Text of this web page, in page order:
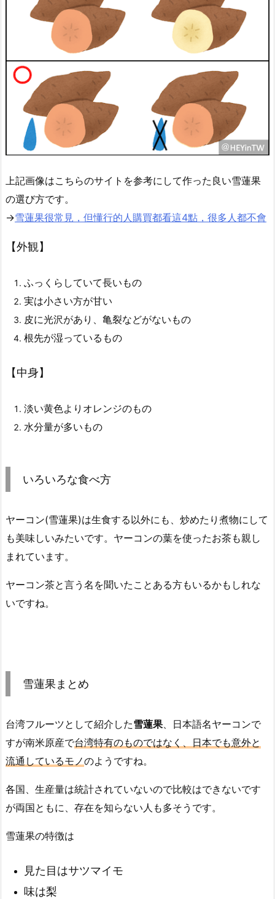
上記画像はこちらのサイトを参考にして作った良い雪蓮果
の選び方です。
→雪蓮果很常見，但懂行的人購買都看這4點，很多人都不會
【外観】
ふっくらしていて長いもの
実は小さい方が甘い
皮に光沢があり、亀裂などがないもの
根先が湿っているもの
【中身】
淡い黄色よりオレンジのもの
水分量が多いもの
いろいろな食べ方
ヤーコン(雪蓮果)は生食する以外にも、炒めたり煮物にして
も美味しいみたいです。ヤーコンの葉を使ったお茶も親し
まれています。
ヤーコン茶と言う名を聞いたことある方もいるかもしれな
いですね。
雪蓮果まとめ
台湾フルーツとして紹介した雪蓮果 、日本語名ヤーコンで
すが南米原産で台湾特有のものではなく、日本でも意外と
流通しているモノのようですね。
各国、生産量は統計されていないので比較はできないです
が両国ともに、存在を知らない人も多そうです。
雪蓮果の特徴は
見た目はサツマイモ
味は梨